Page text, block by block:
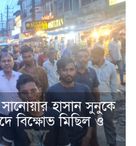
হাসান সুনুকে
বিক্ষোভ মিছিল ও